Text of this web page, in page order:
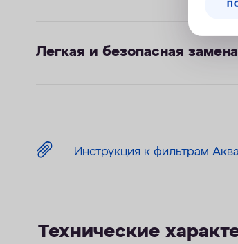
Легкая и безопасная
Инструкция к фильтрам
Технические